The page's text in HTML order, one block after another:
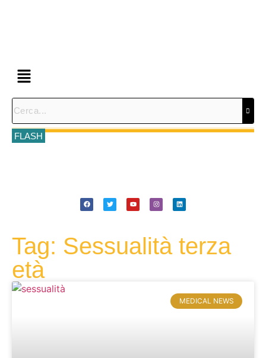
FLASH
Tag: Sessualità terza
età
MEDICAL NEWS